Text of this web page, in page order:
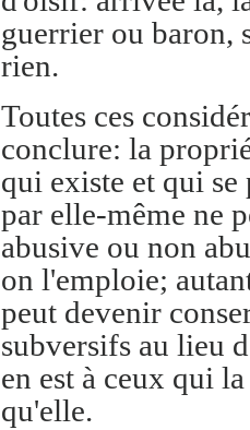
guerrier ou baron,
rien.
Toutes ces
conclure: la
qui existe et qui
par elle-même ne
abusive ou non
on l'emploie;
peut devenir
subversifs au lieu
en est à ceux qui
qu'elle.